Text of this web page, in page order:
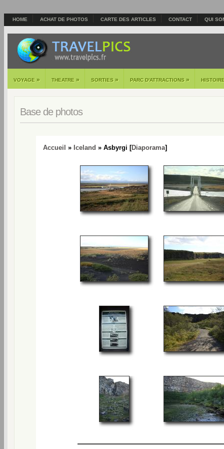
HOME ACHAT DE PHOTOS CARTE DES ARTICLES CONTACT QUI
VOYAGE » THEATRE » SORTIES » PARC D'ATTRACTIONS »
Base de photos
Accueil » Iceland » Asbyrgi [Diaporama]